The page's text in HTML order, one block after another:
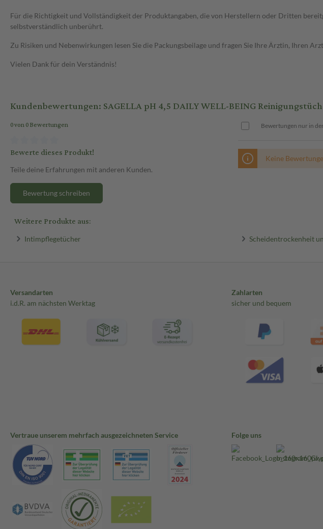
Für die Richtigkeit und Vollständigkeit der Produktangaben, die von Herstellern oder Dritten
selbstverständlich unberührt.
Zu Risiken und Nebenwirkungen lesen Sie die Packungsbeilage und fragen Sie Ihre Ärztin, Ihren
Vielen Dank für dein Verständnis!
Kundenbewertungen: SAGELLA pH 4,5 DAILY WELL-BEING
0 von 0 Bewertungen
Bewerte dieses Produkt!
Teile deine Erfahrungen mit anderen Kunden.
Bewertung schreiben
Bewertungen nur in
Keine
Weitere Produkte aus:
Intimpflegetücher Scheidentrockenheit
Versandarten
i.d.R. am nächsten Werktag
Zahlarten
sicher und bequem
Vertraue unserem mehrfach ausgezeichneten Service Folge uns